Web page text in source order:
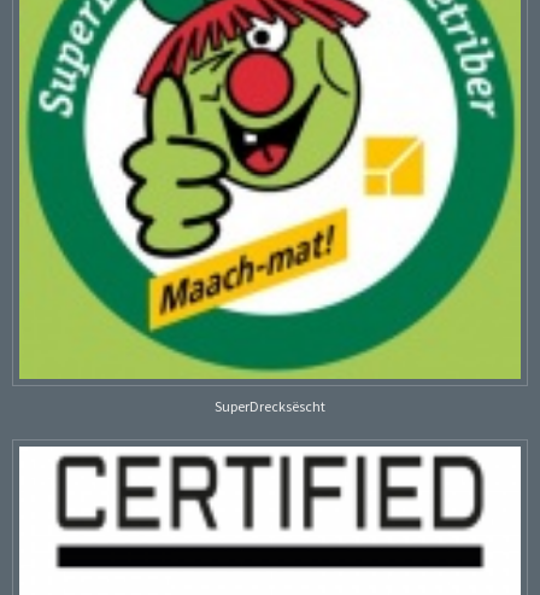
SuperDrecksëscht